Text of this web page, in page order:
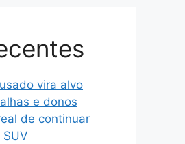
vira alvo
e donos
de continuar